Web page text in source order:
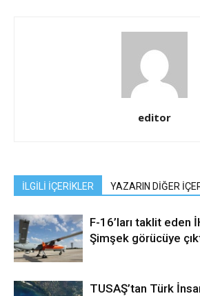
editor
İLGİLİ İÇERİKLER YAZARIN DİĞER
F-16’ları taklit eden
Şimşek görücüye
TUSAŞ’tan Türk